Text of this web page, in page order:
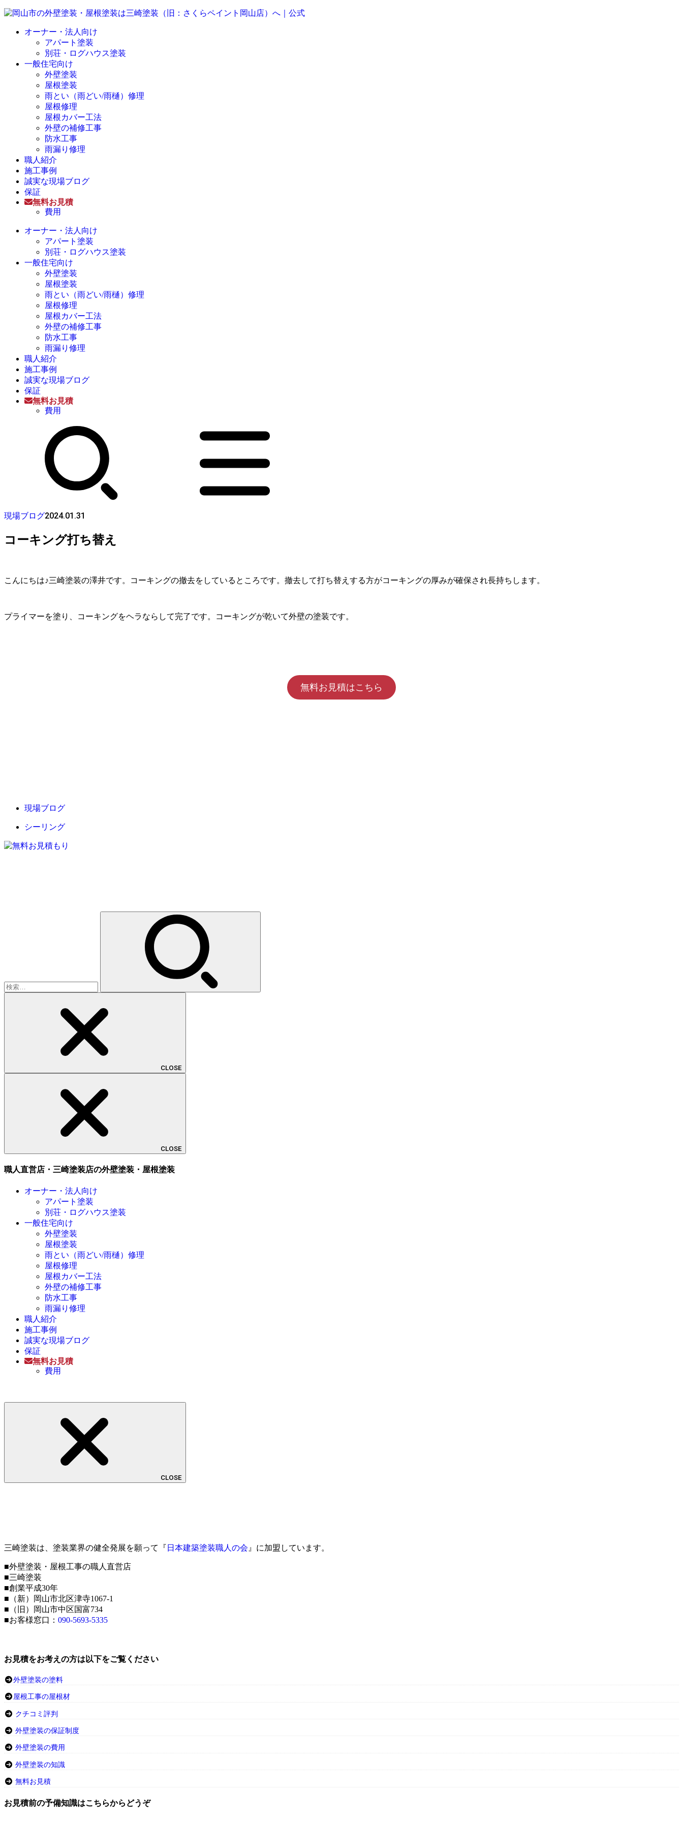
オーナー・法人向け
アパート塗装
別荘・ログハウス塗装
一般住宅向け
外壁塗装
屋根塗装
雨とい（雨どい/雨樋）修理
屋根修理
屋根カバー工法
外壁の補修工事
防水工事
雨漏り修理
職人紹介
施工事例
誠実な現場ブログ
保証
無料お見積
費用
オーナー・法人向け
アパート塗装
別荘・ログハウス塗装
一般住宅向け
外壁塗装
屋根塗装
雨とい（雨どい/雨樋）修理
屋根修理
屋根カバー工法
外壁の補修工事
防水工事
雨漏り修理
職人紹介
施工事例
誠実な現場ブログ
保証
無料お見積
費用
現場ブログ2024.01.31
コーキング打ち替え
こんにちは♪三崎塗装の澤井です。コーキングの撤去をしているところです。撤去して打ち替えする方がコーキングの厚みが確保され長持ちします。
プライマーを塗り、コーキングをヘラならして完了です。コーキングが乾いて外壁の塗装です。
無料お見積はこちら
現場ブログ
シーリング
CLOSE
CLOSE
職人直営店・三崎塗装店の外壁塗装・屋根塗装
オーナー・法人向け
アパート塗装
別荘・ログハウス塗装
一般住宅向け
外壁塗装
屋根塗装
雨とい（雨どい/雨樋）修理
屋根修理
屋根カバー工法
外壁の補修工事
防水工事
雨漏り修理
職人紹介
施工事例
誠実な現場ブログ
保証
無料お見積
費用
CLOSE
三崎塗装は、塗装業界の健全発展を願って『 日本建築塗装職人の会 』に加盟しています。
■外壁塗装・屋根工事の職人直営店
■三崎塗装
■創業平成30年
■（新）岡山市北区津寺1067-1
■（旧）岡山市中区国富734
■お客様窓口： 090-5693-5335
お見積をお考えの方は以下をご覧ください
外壁塗装の塗料
屋根工事の屋根材
クチコミ評判
外壁塗装の保証制度
外壁塗装の費用
外壁塗装の知識
無料お見積
お見積前の予備知識はこちらからどうぞ